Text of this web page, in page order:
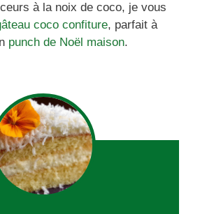
à la noix de coco, je vous
coco confiture, parfait à
punch de Noël maison.